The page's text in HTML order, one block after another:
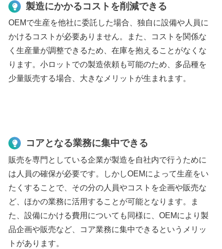
製造にかかるコストを削減できる
OEMで生産を他社に委託した場合、独自に設備や人員に
かけるコストが必要ありません。また、コストを関係な
く生産量が調整できるため、在庫を抱えることがなくな
ります。小ロットでの製造依頼も可能のため、多品種を
少量販売する場合、大きなメリットが生まれます。
コアとなる業務に集中できる
販売を専門としている企業が製造を自社内で行うために
は人員の確保が必要です。しかしOEMによって生産をい
たくすることで、その分の人員やコストを企画や販売な
ど、ほかの業務に活用することが可能となります。ま
た、設備にかける費用についても同様に、OEMにより製
品企画や販売など、コア業務に集中できるというメリッ
トがあります。